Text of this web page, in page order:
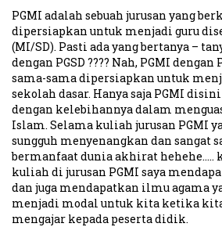
PGMI adalah sebuah jurusan yang
dipersiapkan untuk menjadi guru
(MI/SD). Pasti ada yang bertanya –
dengan PGSD ???? Nah, PGMI dengan
sama-sama dipersiapkan untuk
sekolah dasar. Hanya saja PGMI
dengan kelebihannya dalam
Islam. Selama kuliah jurusan PGMI
sungguh menyenangkan dan sangat
bermanfaat dunia akhirat hehehe…..
kuliah di jurusan PGMI saya
dan juga mendapatkan ilmu agama
menjadi modal untuk kita ketika
mengajar kepada peserta didik.